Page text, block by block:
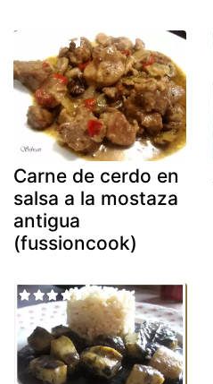
Carne de cerdo en
salsa a la mostaza
antigua
(fussioncook)